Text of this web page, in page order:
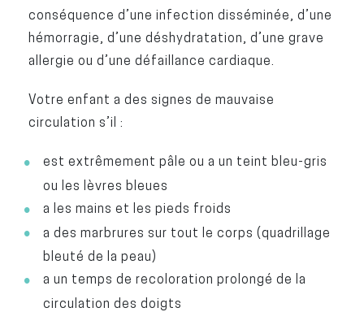
conséquence d’une infection disséminée, d’une
hémorragie, d’une déshydratation, d’une grave
allergie ou d’une défaillance cardiaque.
Votre enfant a des signes de mauvaise
circulation s’il :
est extrêmement pâle ou a un teint bleu-gris
ou les lèvres bleues
a les mains et les pieds froids
a des marbrures sur tout le corps (quadrillage
bleuté de la peau)
a un temps de recoloration prolongé de la
circulation des doigts